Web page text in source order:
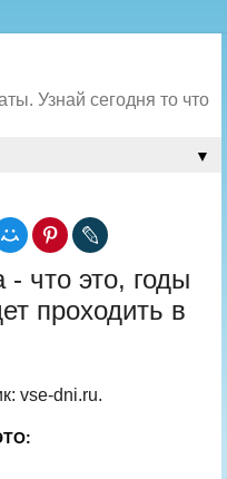
Узнай сегодня то что
▼
- что это, годы
проходить в
vse-dni.ru.